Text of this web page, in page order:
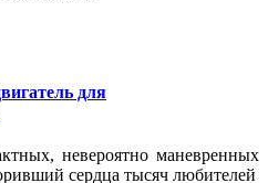
для
невероятно маневренных
сердца тысяч любителей